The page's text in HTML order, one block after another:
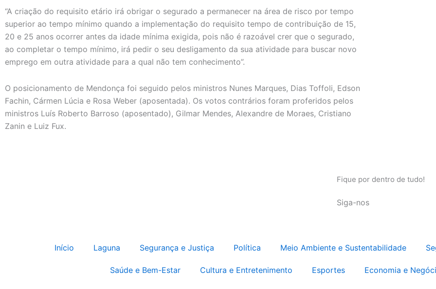
“A criação do requisito etário irá obrigar o segurado a permanecer na área de risco por tempo
superior ao tempo mínimo quando a implementação do requisito tempo de contribuição de 15,
20 e 25 anos ocorrer antes da idade mínima exigida, pois não é razoável crer que o segurado,
ao completar o tempo mínimo, irá pedir o seu desligamento da sua atividade para buscar novo
emprego em outra atividade para a qual não tem conhecimento”.
O posicionamento de Mendonça foi seguido pelos ministros Nunes Marques, Dias Toffoli, Edson
Fachin, Cármen Lúcia e Rosa Weber (aposentada). Os votos contrários foram proferidos pelos
ministros Luís Roberto Barroso (aposentado), Gilmar Mendes, Alexandre de Moraes, Cristiano
Zanin e Luiz Fux.
Fique por dentro de tudo!
Siga-nos
Início Laguna Segurança e Justiça Política Meio Ambiente e Sustentabilidade
Saúde e Bem-Estar Cultura e Entretenimento Esportes Economia e